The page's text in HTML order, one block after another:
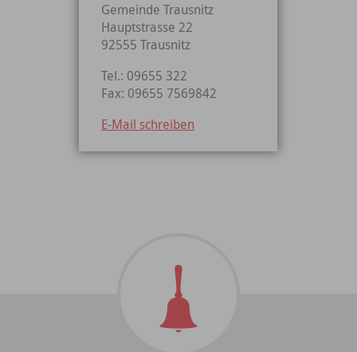
Gemeinde Trausnitz
Hauptstrasse 22
92555 Trausnitz
Tel.: 09655 322
Fax: 09655 7569842
E-Mail schreiben